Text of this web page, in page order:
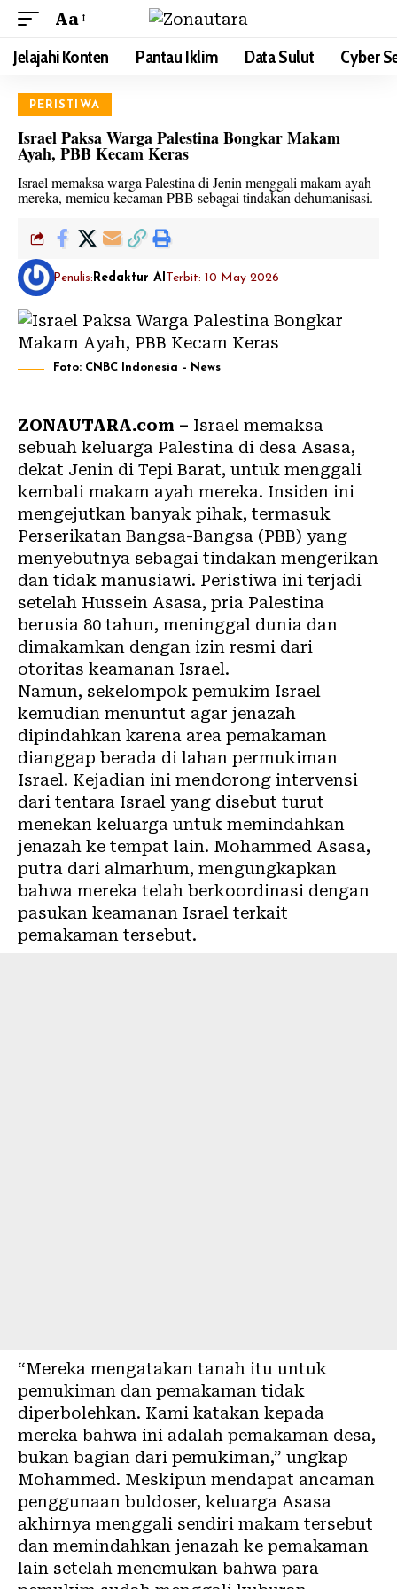
Aa
Jelajahi Konten Pantau Iklim Data Sulut Cyber
PERISTIWA
Israel Paksa Warga Palestina Bongkar Makam
Ayah, PBB Kecam Keras
Israel memaksa warga Palestina di Jenin menggali makam ayah
mereka, memicu kecaman PBB sebagai tindakan dehumanisasi.
Penulis: Redaktur AI Terbit: 10 May 2026
Foto: CNBC Indonesia – News
ZONAUTARA.com – Israel memaksa
sebuah keluarga Palestina di desa Asasa,
dekat Jenin di Tepi Barat, untuk menggali
kembali makam ayah mereka. Insiden ini
mengejutkan banyak pihak, termasuk
Perserikatan Bangsa-Bangsa (PBB) yang
menyebutnya sebagai tindakan mengerikan
dan tidak manusiawi. Peristiwa ini terjadi
setelah Hussein Asasa, pria Palestina
berusia 80 tahun, meninggal dunia dan
dimakamkan dengan izin resmi dari
otoritas keamanan Israel.
Namun, sekelompok pemukim Israel
kemudian menuntut agar jenazah
dipindahkan karena area pemakaman
dianggap berada di lahan permukiman
Israel. Kejadian ini mendorong intervensi
dari tentara Israel yang disebut turut
menekan keluarga untuk memindahkan
jenazah ke tempat lain. Mohammed Asasa,
putra dari almarhum, mengungkapkan
bahwa mereka telah berkoordinasi dengan
pasukan keamanan Israel terkait
pemakaman tersebut.
“Mereka mengatakan tanah itu untuk
pemukiman dan pemakaman tidak
diperbolehkan. Kami katakan kepada
mereka bahwa ini adalah pemakaman desa,
bukan bagian dari pemukiman,” ungkap
Mohammed. Meskipun mendapat ancaman
penggunaan buldoser, keluarga Asasa
akhirnya menggali sendiri makam tersebut
dan memindahkan jenazah ke pemakaman
lain setelah menemukan bahwa para